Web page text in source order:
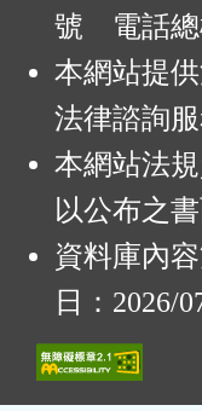
號 電話總
本網站提
法律諮詢服
本網站法
以公布之
資料庫內
日：2026/